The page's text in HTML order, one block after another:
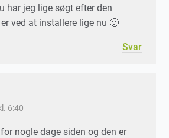
har jeg lige søgt efter den
ved at installere lige nu 🙂
Svar
6:40
nogle dage siden og den er